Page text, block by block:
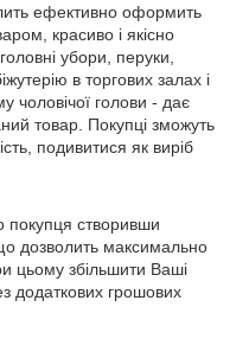
ефективно оформить
красиво і якісно
убори, перуки,
в торгових залах і
голови - дає
товар. Покупці зможуть
подивитися як виріб
покупця створивши
дозволить максимально
цьому збільшити Ваші
додаткових грошових